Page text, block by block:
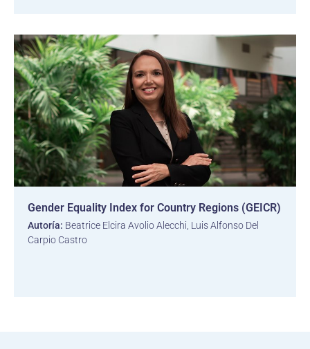
Gender Equality Index for Country Regions (GEICR)
Autoría: Beatrice Elcira Avolio Alecchi, Luis Alfonso Del
Carpio Castro